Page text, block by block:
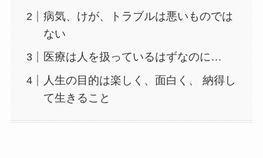
病気、けが、トラブルは悪いものでは
ない
医療は人を扱っているはずなのに…
人生の目的は楽しく、面白く、 納得し
て生きること